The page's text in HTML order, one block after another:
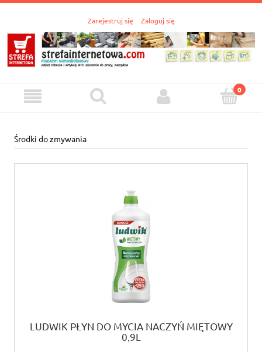
Zarejestruj się Zaloguj się
Środki do zmywania
LUDWIK PŁYN DO MYCIA NACZYŃ MIĘTOWY
0,9L